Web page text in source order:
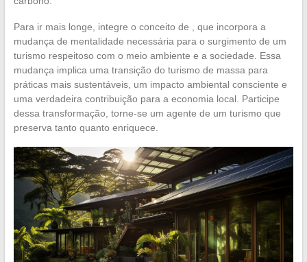
Para ir mais longe, integre o conceito de , que incorpora a
mudança de mentalidade necessária para o surgimento de um
turismo respeitoso com o meio ambiente e a sociedade. Essa
mudança implica uma transição do turismo de massa para
práticas mais sustentáveis, um impacto ambiental consciente e
uma verdadeira contribuição para a economia local. Participe
dessa transformação, torne-se um agente de um turismo que
preserva tanto quanto enriquece.